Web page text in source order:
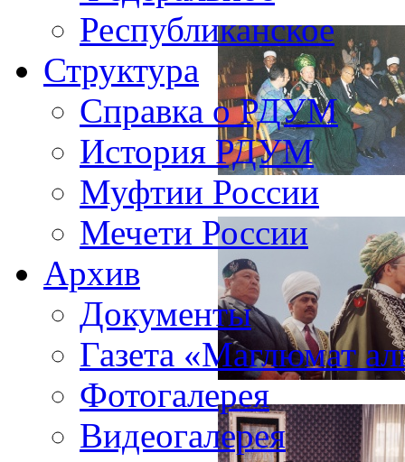
Республиканское
Структура
Справка о РДУМ
История РДУМ
Муфтии России
Мечети России
Архив
Документы
Газета «Маглюмат
Фотогалерея
Видеогалерея